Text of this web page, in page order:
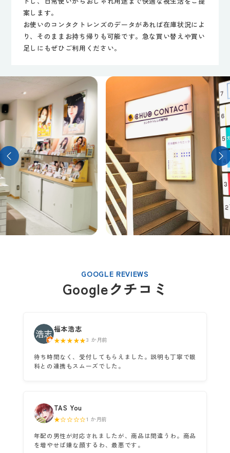
案します。
お使いのコンタクトレンズのデータがあれば在庫状況によ
り、そのままお持ち帰りも可能です。急な買い替えや買い
足しにもぜひご利用ください。
GOOGLE REVIEWS
Googleクチコミ
福本浩志
★★★★★3 か月前
待ち時間なく、受付してもらえました。説明も丁寧で眼
科との連携もスムーズでした。
TAS You
★☆☆☆☆1 か月前
年配の男性が対応されましたが、商品は間違うわ。商品
を増やせば嫌な顔するわ、最悪です。